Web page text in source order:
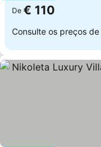
De € 110
Consulte os preços de